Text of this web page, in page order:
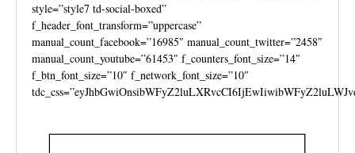
style=”style7 td-social-boxed”
f_header_font_transform=”uppercase”
manual_count_facebook=”16985″ manual_count_twitter=”2458″
manual_count_youtube=”61453″ f_counters_font_size=”14″
f_btn_font_size=”10″ f_network_font_size=”10″